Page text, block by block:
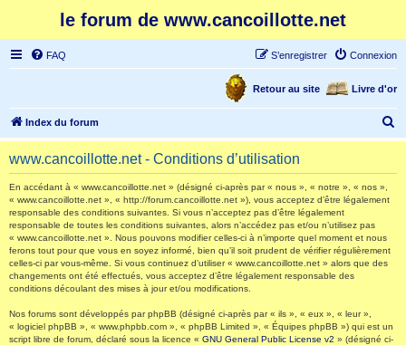
le forum de www.cancoillotte.net
FAQ Connexion
S’enregistrer
Livre d'or
Retour au site
Index du forum
e
www.cancoillotte.net - Conditions d’utilisation
En accédant à « www.cancoillotte.net » (désigné ci-après par « nous », « notre », « nos »,
« www.cancoillotte.net », « http://forum.cancoillotte.net »), vous acceptez d’être légalement
responsable des conditions suivantes. Si vous n’acceptez pas d’être légalement
responsable de toutes les conditions suivantes, alors n’accédez pas et/ou n’utilisez pas
« www.cancoillotte.net ». Nous pouvons modifier celles-ci à n’importe quel moment et nous
ferons tout pour que vous en soyez informé, bien qu’il soit prudent de vérifier régulièrement
celles-ci par vous-même. Si vous continuez d’utiliser « www.cancoillotte.net » alors que des
changements ont été effectués, vous acceptez d’être légalement responsable des
conditions découlant des mises à jour et/ou modifications.
Nos forums sont développés par phpBB (désigné ci-après par « ils », « eux », « leur »,
« logiciel phpBB », « www.phpbb.com », « phpBB Limited », « Équipes phpBB ») qui est un
script libre de forum, déclaré sous la licence « GNU General Public License v2 » (désigné ci-